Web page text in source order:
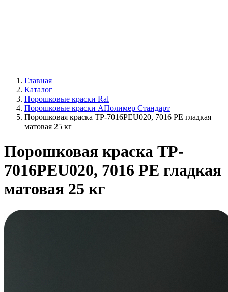
Главная
Каталог
Порошковые краски Ral
Порошковые краски АПолимер Стандарт
Порошковая краска TP-7016PEU020, 7016 РЕ гладкая
матовая 25 кг
Порошковая краска TP-
7016PEU020, 7016 РЕ гладкая
матовая 25 кг